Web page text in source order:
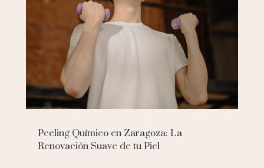
Peeling Químico en Zaragoza: La
Renovación Suave de tu Piel